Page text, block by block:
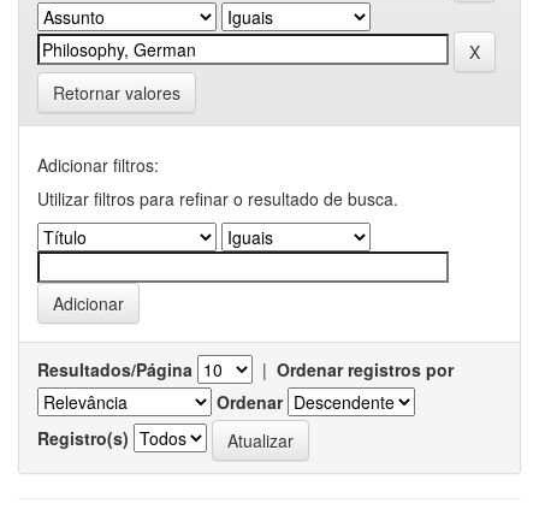
Retornar valores
Adicionar filtros:
Utilizar filtros para refinar o resultado de busca.
Resultados/Página | Ordenar registros por
Ordenar
Registro(s)